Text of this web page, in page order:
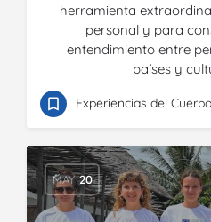
herramienta
personal y para
entendimiento entre
países y
Experiencias del
MAY 20